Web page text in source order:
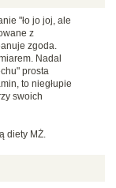
"ło jo joj, ale
z
zgoda.
Nadal
prosta
to niegłupie
swoich
diety MŻ.